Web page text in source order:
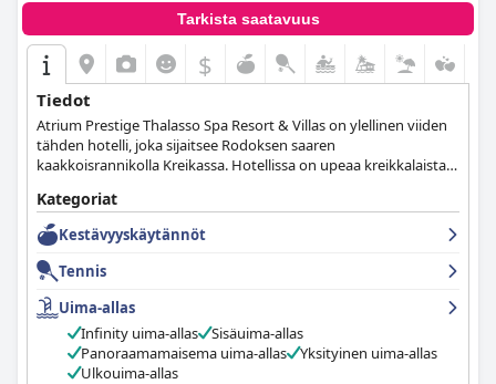
Tarkista saatavuus
$
Tiedot
Atrium Prestige Thalasso Spa Resort & Villas on ylellinen viiden
tähden hotelli, joka sijaitsee Rodoksen saaren
kaakkoisrannikolla Kreikassa. Hotellissa on upeaa kreikkalaista
vierashuonetta, joissa on yli 60 yksityiskäytössä olevaa uima-
allasta. Hotellissa on 100 000 neliömetrin alueella 4 ravintolaa, 3
baaria, huippuluokan AnaNeosis Thalasso Spa -kylpyläkeskus ja
erilaisia vapaa-ajan aktiviteetteja sekä aikuisille että lapsille.
Hotelli tarjoaa myös VIP-palveluja, räätälöityjä järjestely- ja
suunnitteluratkaisuja kokouksiin ja tapahtumiin sekä
ensiluokkaisia palveluja Rodoksen luksushäihin. Atrium Prestige
Thalasso Spa Resort & Villas lupaa ylellisen lomakokemuksen,
jota vieraat vaalivat koko elämänsä ajan.
Kategoriat
Kestävyyskäytännöt
Tennis
Uima-allas
Infinity uima-allas
Sisäuima-allas
Panoraamamaisema uima-allas
Yksityinen uima-allas
Ulkouima-allas